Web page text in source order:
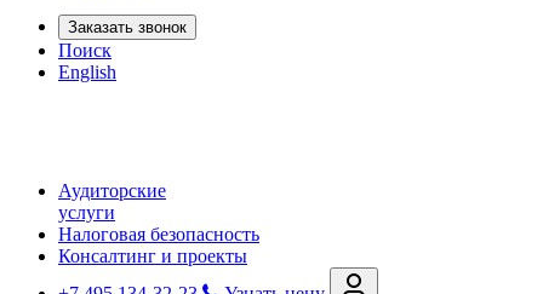
Заказать звонок
Поиск
English
Аудиторские
услуги
Налоговая безопасность
Консалтинг и проекты